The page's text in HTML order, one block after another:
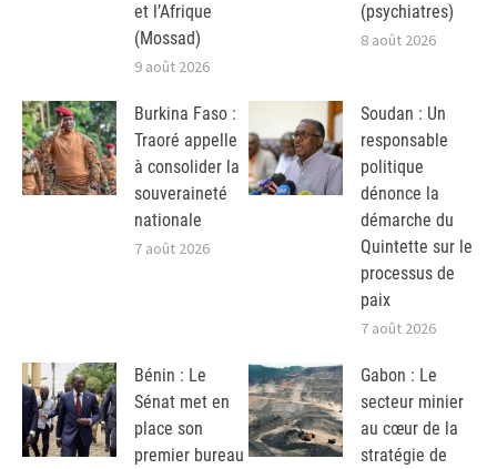
et l’Afrique
(Mossad)
9 août 2026
(psychiatres)
8 août 2026
Burkina Faso :
Traoré appelle
à consolider la
souveraineté
nationale
7 août 2026
Soudan : Un
responsable
politique
dénonce la
démarche du
Quintette sur le
processus de
paix
7 août 2026
Bénin : Le
Sénat met en
place son
premier bureau
Gabon : Le
secteur minier
au cœur de la
stratégie de